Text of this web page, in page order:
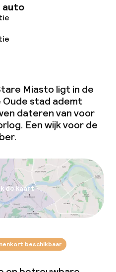
auto
Miasto ligt in de
stad ademt
dateren van voor
Een wijk voor de
de kaart
beschikbaar